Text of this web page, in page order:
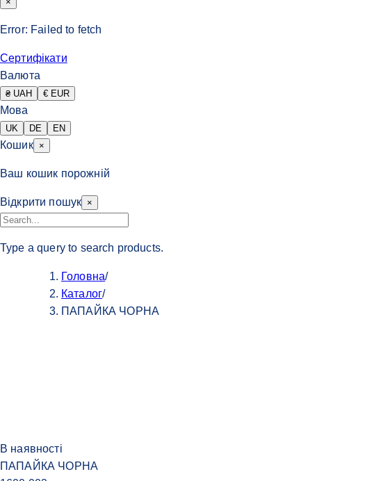
Error: Failed to fetch
Сертифікати
Валюта
₴ UAH € EUR
Мова
UK DE EN
Кошик ×
Ваш кошик порожній
Відкрити пошук ×
Type a query to search products.
Головна/
Каталог/
ПАПАЙКА ЧОРНА
В наявності
ПАПАЙКА ЧОРНА